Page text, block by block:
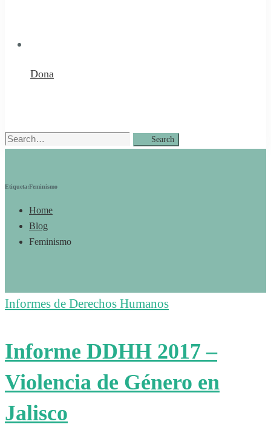
Dona
Search
Search
Etiqueta:Feminismo
Home
Blog
Feminismo
Informes de Derechos Humanos
Informe DDHH 2017 –
Violencia de Género en
Jalisco